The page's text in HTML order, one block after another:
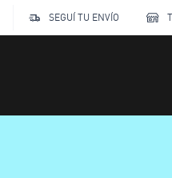
SEGUÍ TU ENVÍO